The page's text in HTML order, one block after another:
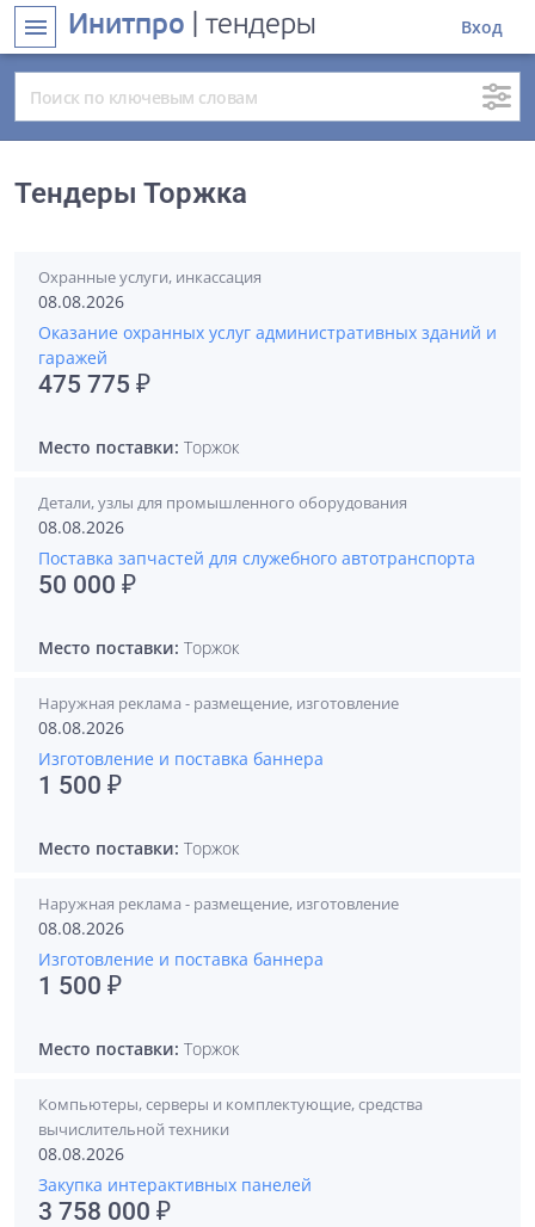
menu Инитпро | тендеры Вход
Тендеры Торжка
Охранные услуги, инкассация
08.08.2026
Оказание охранных услуг административных зданий и
гаражей
475 775 ₽
Место поставки: Торжок
Детали, узлы для промышленного оборудования
08.08.2026
Поставка запчастей для служебного автотранспорта
50 000 ₽
Место поставки: Торжок
Наружная реклама - размещение, изготовление
08.08.2026
Изготовление и поставка баннера
1 500 ₽
Место поставки: Торжок
Наружная реклама - размещение, изготовление
08.08.2026
Изготовление и поставка баннера
1 500 ₽
Место поставки: Торжок
Компьютеры, серверы и комплектующие, средства
вычислительной техники
08.08.2026
Закупка интерактивных панелей
3 758 000 ₽